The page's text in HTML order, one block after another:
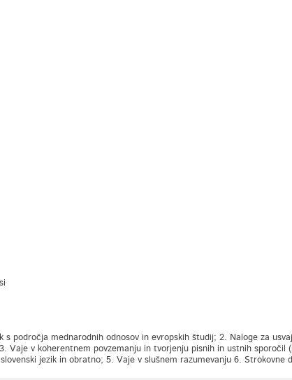
s področja mednarodnih odnosov in evropskih študij; 2. Naloge za
Vaje v koherentnem povzemanju in tvorjenju pisnih in ustnih sporočil
jezik in obratno; 5. Vaje v slušnem razumevanju 6. Strokovne